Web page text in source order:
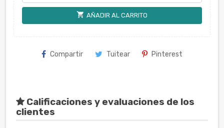
shopping_cart AÑADIR AL CARRITO
Compartir Tuitear Pinterest
Calificaciones y evaluaciones de los
clientes